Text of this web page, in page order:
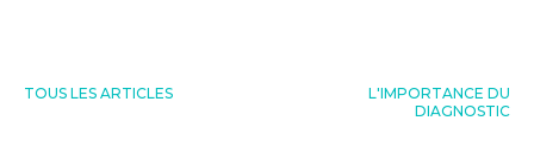
TOUS LES ARTICLES
L'IMPORTANCE DU
DIAGNOSTIC